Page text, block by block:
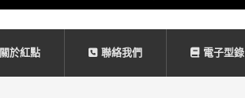
關於紅點 聯絡我們 電子型錄